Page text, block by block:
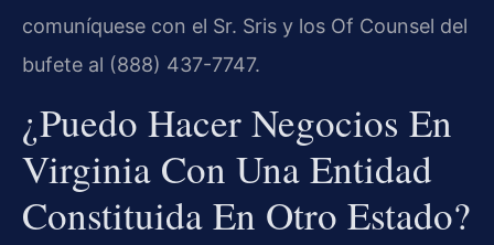
comuníquese con el Sr. Sris y los Of Counsel del
bufete al (888) 437-7747.
¿Puedo Hacer Negocios En
Virginia Con Una Entidad
Constituida En Otro Estado?